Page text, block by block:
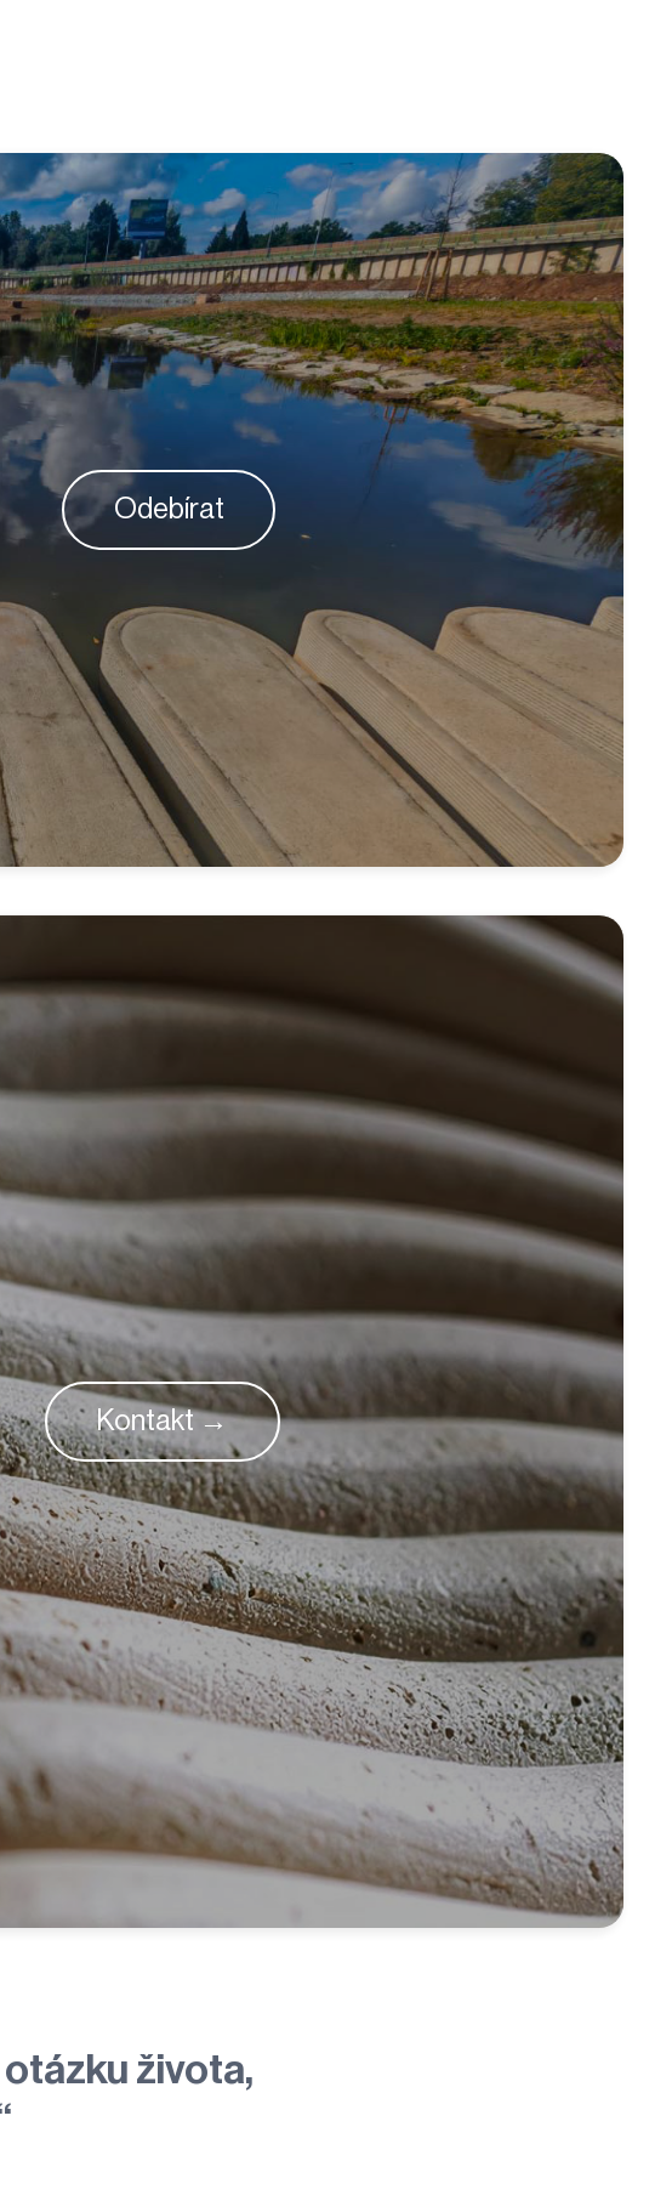
Odebírat
Kontakt →
života,